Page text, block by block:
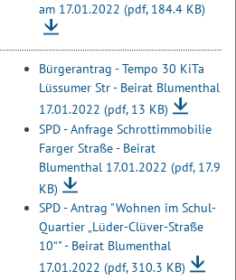
am 17.01.2022 (pdf, 184.4 KB)
Bürgerantrag - Tempo 30 KiTa
Lüssumer Str - Beirat Blumenthal
17.01.2022 (pdf, 13 KB)
SPD - Anfrage Schrottimmobilie
Farger Straße - Beirat
Blumenthal 17.01.2022 (pdf, 17.9
KB)
SPD - Antrag "Wohnen im Schul-
Quartier „Lüder-Clüver-Straße
10“" - Beirat Blumenthal
17.01.2022 (pdf, 310.3 KB)